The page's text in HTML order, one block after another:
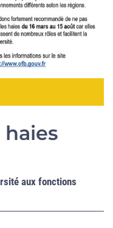
aux fonctions